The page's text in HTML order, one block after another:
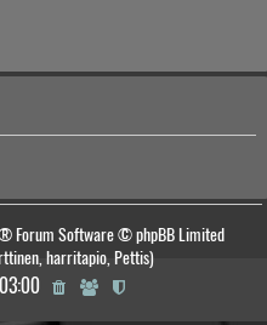
Forum Software © phpBB Limited
harritapio, Pettis)